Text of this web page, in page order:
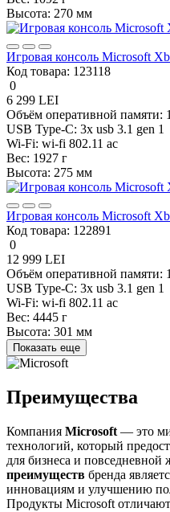
Высота: 270 мм
Игровая консоль Microsoft
Код товара: 123118
0
6 299 LEI
Объём оперативной памяти:
USB Type-C: 3x usb 3.1 gen 1
Wi-Fi: wi-fi 802.11 ac
Вес: 1927 г
Высота: 275 мм
Игровая консоль Microsoft
Код товара: 122891
0
12 999 LEI
Объём оперативной памяти:
USB Type-C: 3x usb 3.1 gen 1
Wi-Fi: wi-fi 802.11 ac
Вес: 4445 г
Высота: 301 мм
Показать еще
Преимущества
Компания Microsoft — это
технологий, который
для бизнеса и
преимуществ бренда
инновациям и улучшению
Продукты Microsoft